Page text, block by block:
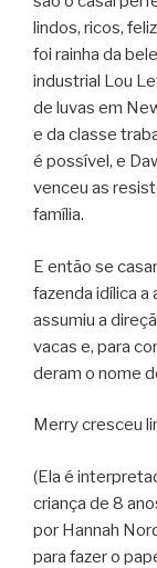
lindos, ricos,
foi rainha da
industrial Lou
de luvas em
e da classe
é possível, e
venceu as
família.
E então se
fazenda idílica
assumiu a
vacas e, para
deram o nome
Merry cresceu
(Ela é
criança de 8
por Hannah
para fazer o